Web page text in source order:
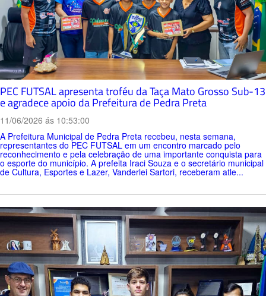
PEC FUTSAL apresenta troféu da Taça Mato Grosso Sub-13
e agradece apoio da Prefeitura de Pedra Preta
11/06/2026 ás 10:53:00
A Prefeitura Municipal de Pedra Preta recebeu, nesta semana,
representantes do PEC FUTSAL em um encontro marcado pelo
reconhecimento e pela celebração de uma importante conquista para
o esporte do município. A prefeita Iraci Souza e o secretário municipal
de Cultura, Esportes e Lazer, Vanderlei Sartori, receberam atle...